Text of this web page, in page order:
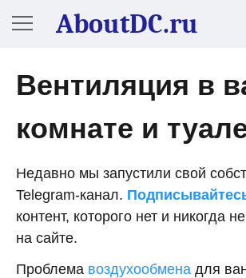
AboutDC.ru
Вентиляция в
комнате и
Недавно мы запустили свой
Telegram-канал.
контент, которого нет и никогда
на сайте.
Проблема воздухообмена для